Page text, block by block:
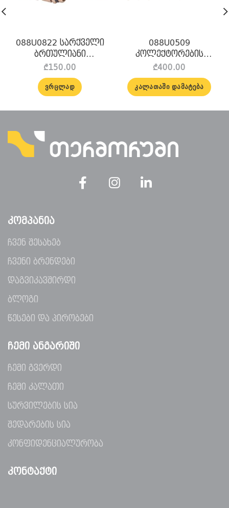
088U0822 სარქველი
ბრთულიანი
ჩამხსნელით (კომპლ) 1″
Danfoss
₾150.00
ᲕᲠᲪᲚᲐᲓ
088U0509
კოლექტორების
კომპლექტი 9+9
Danfoss
₾400.00
ᲙᲐᲚᲐᲗᲐᲨᲘ ᲓᲐᲛᲐᲢᲔᲑᲐ
ᲙᲝᲛᲞᲐᲜᲘᲐ
ჩვენ შესახებ
ჩვენი ბრენდები
დაგვიკავშირდი
ბლოგი
წესები და პირობები
ᲩᲔᲛᲘ ᲐᲜᲒᲐᲠᲘᲨᲘ
ჩემი გვერდი
ჩემი კალათი
სურვილების სია
შედარების სია
კონფიდენციალურობა
ᲙᲝᲜᲢᲐᲥᲢᲘ